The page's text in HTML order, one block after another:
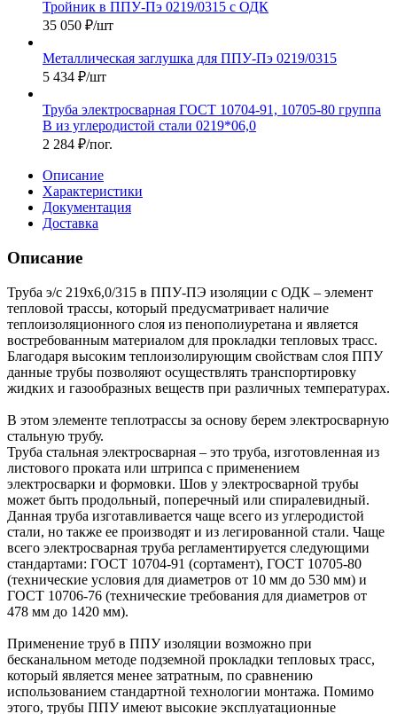
Тройник в ППУ-Пэ 0219/0315 с ОДК
35 050 ₽/шт
Металлическая заглушка для ППУ-Пэ 0219/0315
5 434 ₽/шт
Труба электросварная ГОСТ 10704-91, 10705-80 группа
В из углеродистой стали 0219*06,0
2 284 ₽/пог.
Описание
Характеристики
Документация
Доставка
Описание
Труба э/с 219х6,0/315 в ППУ-ПЭ изоляции с ОДК – элемент
тепловой трассы, который предусматривает наличие
теплоизоляционного слоя из пенополиуретана и является
востребованным материалом для прокладки тепловых трасс.
Благодаря высоким теплоизолирующим свойствам слоя ППУ
данные трубы позволяют осуществлять транспортировку
жидких и газообразных веществ при различных температурах.
В этом элементе теплотрассы за основу берем электросварную
стальную трубу.
Труба стальная электросварная – это труба, изготовленная из
листового проката или штрипса с применением
электросварки и формовки. Шов у электросварной трубы
может быть продольный, поперечный или спиралевидный.
Данная труба изготавливается чаще всего из углеродистой
стали, но также ее производят и из легированной стали. Чаще
всего электросварная труба регламентируется следующими
стандартами: ГОСТ 10704-91 (сортамент), ГОСТ 10705-80
(технические условия для диаметров от 10 мм до 530 мм) и
ГОСТ 10706-76 (технические требования для диаметров от
478 мм до 1420 мм).
Применение труб в ППУ изоляции возможно при
бесканальном методе подземной прокладки тепловых трасс,
который является менее затратным, по сравнению
использованием стандартной технологии монтажа. Помимо
этого, трубы ППУ имеют высокие эксплуатационные